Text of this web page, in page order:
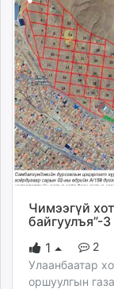
Чимээгүй
байгуулъя”-3
1
2
Улаанбаатар
оршуулгын